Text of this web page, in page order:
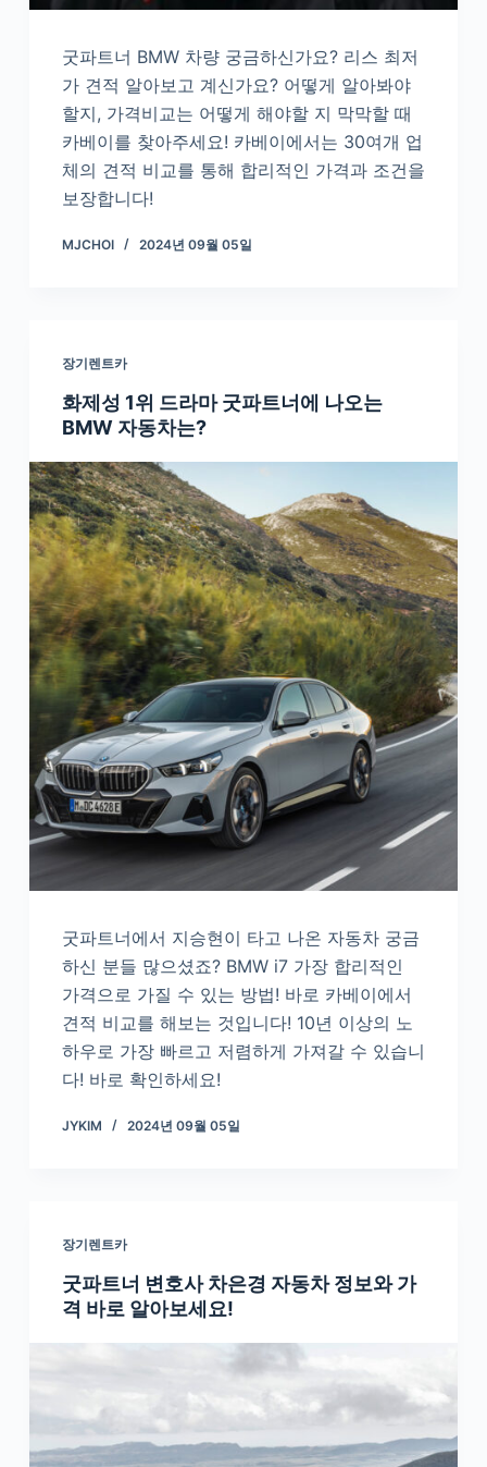
굿파트너 BMW 차량 궁금하신가요? 리스 최저
가 견적 알아보고 계신가요? 어떻게 알아봐야
할지, 가격비교는 어떻게 해야할 지 막막할 때
카베이를 찾아주세요! 카베이에서는 30여개 업
체의 견적 비교를 통해 합리적인 가격과 조건을
보장합니다!
MJCHOI 2024년 09월 05일
장기렌트카
화제성 1위 드라마 굿파트너에 나오는
BMW 자동차는?
굿파트너에서 지승현이 타고 나온 자동차 궁금
하신 분들 많으셨죠? BMW i7 가장 합리적인
가격으로 가질 수 있는 방법! 바로 카베이에서
견적 비교를 해보는 것입니다! 10년 이상의 노
하우로 가장 빠르고 저렴하게 가져갈 수 있습니
다! 바로 확인하세요!
JYKIM 2024년 09월 05일
장기렌트카
굿파트너 변호사 차은경 자동차 정보와 가
격 바로 알아보세요!